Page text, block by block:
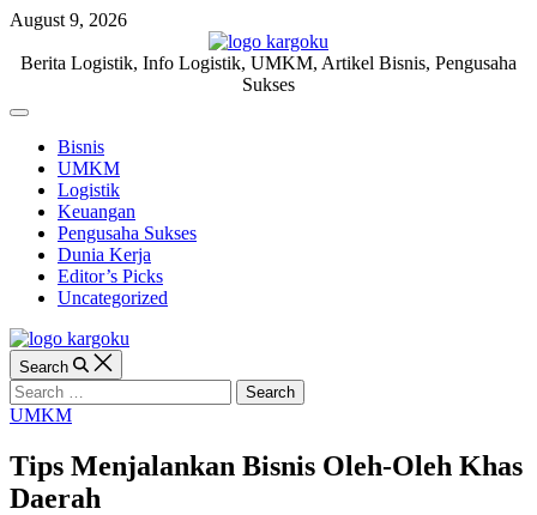
Skip
content
August 9, 2026
KARGOKU.ID
Berita Logistik, Info Logistik, UMKM, Artikel Bisnis, Pengusaha
Sukses
Off
CanvasBisnis
UMKM
Logistik
Keuangan
Pengusaha Sukses
Dunia Kerja
Editor’s Picks
Uncategorized
Search
Search
for:
Categories
UMKM
Tips Menjalankan Bisnis Oleh-Oleh Khas
Daerah